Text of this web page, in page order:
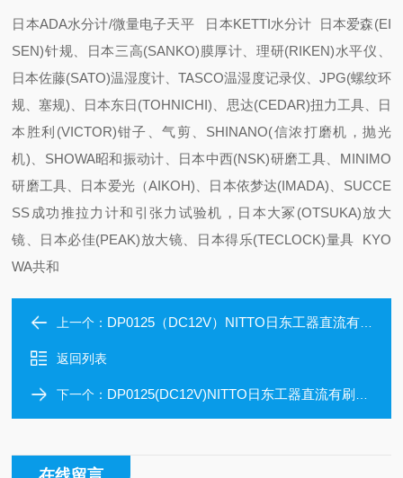
日本ADA水分计/微量电子天平 日本KETTI水分计 日本爱森(EI
SEN)针规、日本三高(SANKO)膜厚计、理研(RIKEN)水平仪、
日本佐藤(SATO)温湿度计、TASCO温湿度记录仪、JPG(螺纹环
规、塞规)、日本东日(TOHNICHI)、思达(CEDAR)扭力工具、日
本胜利(VICTOR)钳子、气剪、SHINANO(信浓打磨机，抛光
机)、SHOWA昭和振动计、日本中西(NSK)研磨工具、MINIMO
研磨工具、日本爱光（AIKOH)、日本依梦达(IMADA)、SUCCE
SS成功推拉力计和引张力试验机，日本大冢(OTSUKA)放大
镜、日本必佳(PEAK)放大镜、日本得乐(TECLOCK)量具 KYO
WA共和
上一个： DP0125（DC12V）NITTO日东工器直流有刷电机的压缩机/真空泵
返回列表
下一个： DP0125(DC12V)NITTO日东工器直流有刷电机真空泵便携式